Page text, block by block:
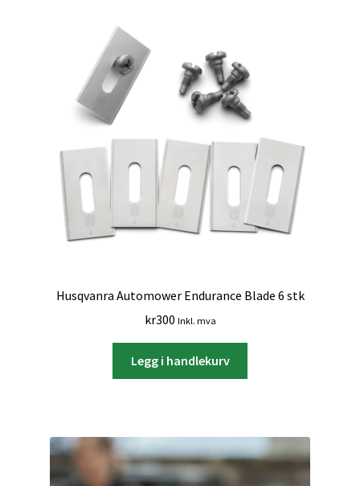
Husqvanra Automower Endurance Blade 6 stk
kr300 Inkl. mva
Legg i handlekurv